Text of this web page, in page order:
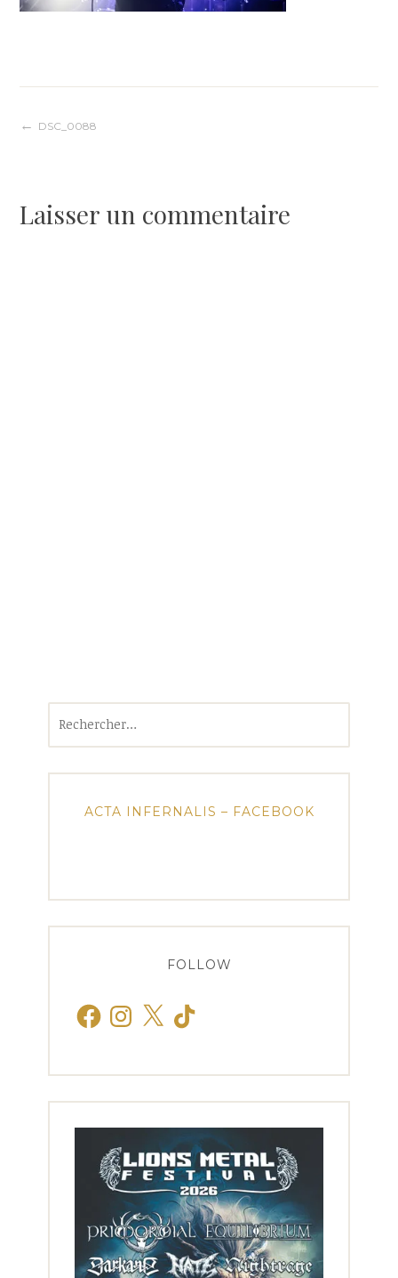
Navigation
l’article
DSC_0088
Laisser un commentaire
ACTA INFERNALIS – FACEBOOK
FOLLOW
FacebookInstagram
X TikTok